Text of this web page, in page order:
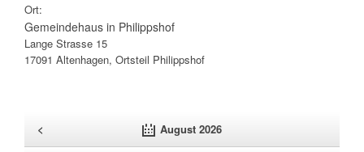
Ort:
Gemeindehaus in Philippshof
Lange Strasse 15
17091 Altenhagen, Ortsteil Philippshof
< August 2026